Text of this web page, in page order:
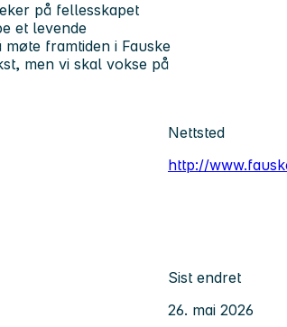
på fellesskapet
et levende
framtiden i Fauske
men vi skal vokse på
Nettsted
http://
Sist endret
26. mai 2026